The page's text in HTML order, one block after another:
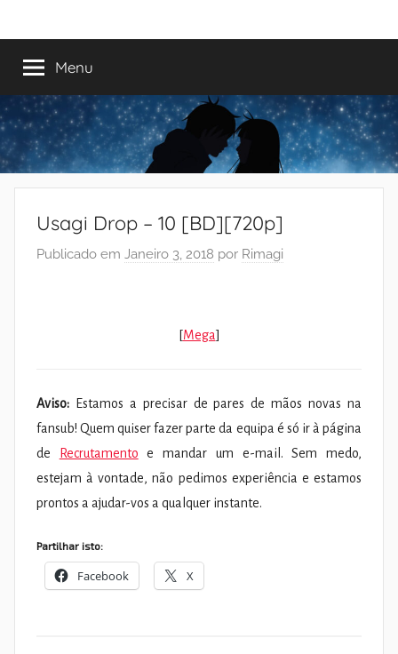
paraMundo
do
Shoujo
anos
a
trazer-
romances
Menu
Usagi Drop – 10 [BD][720p]
Publicado em Janeiro 3, 2018 por Rimagi
[Mega]
Aviso: Estamos a precisar de pares de mãos novas na
fansub! Quem quiser fazer parte da equipa é só ir à página
de
Recrutamento e mandar um e-mail. Sem medo,
estejam à vontade, não pedimos experiência e estamos
prontos a ajudar-vos a qualquer instante.
Partilhar isto:
Facebook X